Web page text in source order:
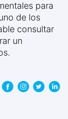
para
de los
consultar
un